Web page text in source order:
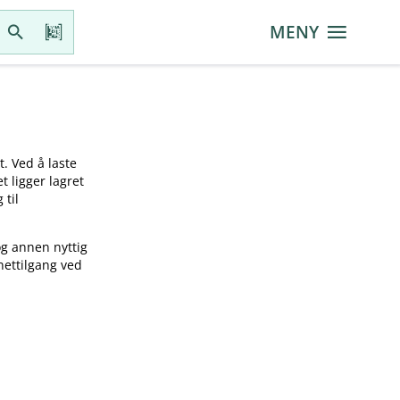
MENY
Ved å laste
ligger lagret
til
annen nyttig
ved